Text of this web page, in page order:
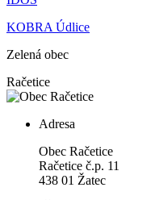
KOBRA Údlice
Zelená obec
Račetice
Adresa
Obec Račetice
Račetice č.p. 11
438 01 Žatec